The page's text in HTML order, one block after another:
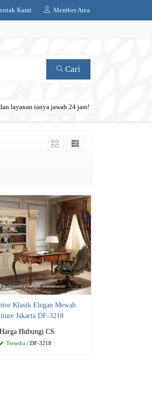
Kami Member Area
Cari
layanan tanya jawab 24 jam!
Klasik Elegan Mewah
Jakarta DF-3218
Hubungi CS
Tersedia / DF-3218